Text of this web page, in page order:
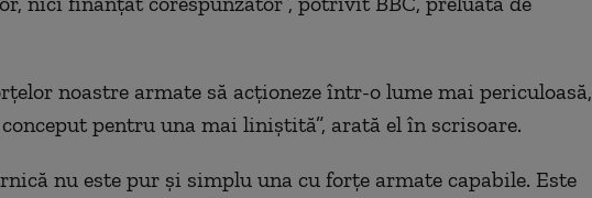
noastre armate să acţioneze într-o lume mai periculoasă,
pentru una mai liniştită”, arată el în scrisoare.
nu este pur şi simplu una cu forţe armate capabile. Este